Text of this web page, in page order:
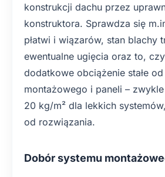
konstrukcji dachu przez
konstruktora. Sprawdza się
płatwi i wiązarów, stan blachy
ewentualne ugięcia oraz to,
dodatkowe obciążenie stałe
montażowego i paneli –
20 kg/m² dla lekkich
od rozwiązania.
Dobór systemu